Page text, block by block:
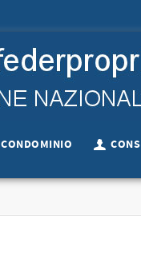
CONDOMINIO